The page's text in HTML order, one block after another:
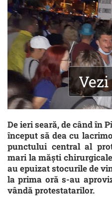
De ieri seară, de când în
început să dea cu
punctului central al
mari la măști
au epuizat stocurile de
la prima oră s-au
vândă protestatarilor.